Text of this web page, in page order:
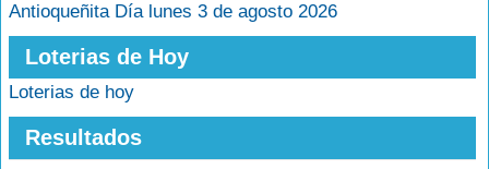
Antioqueñita Día lunes 3 de agosto 2026
Loterias de Hoy
Loterias de hoy
Resultados